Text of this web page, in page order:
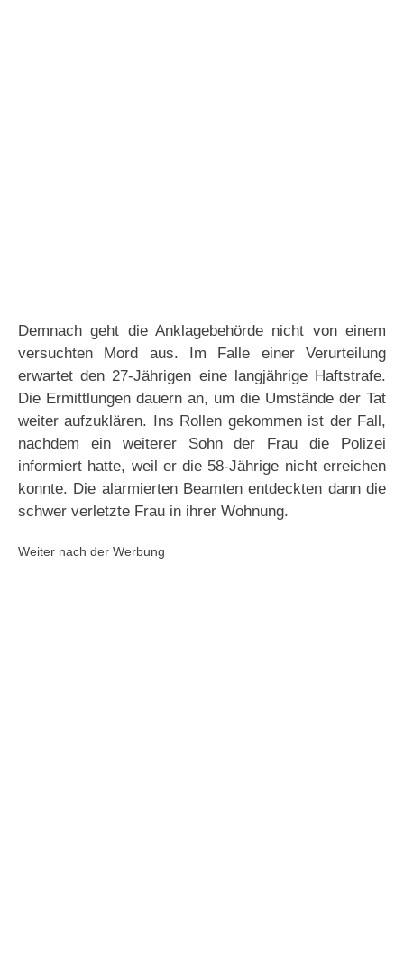
Demnach geht die Anklagebehörde nicht von einem
versuchten Mord aus. Im Falle einer Verurteilung
erwartet den 27-Jährigen eine langjährige Haftstrafe.
Die Ermittlungen dauern an, um die Umstände der Tat
weiter aufzuklären. Ins Rollen gekommen ist der Fall,
nachdem ein weiterer Sohn der Frau die Polizei
informiert hatte, weil er die 58-Jährige nicht erreichen
konnte. Die alarmierten Beamten entdeckten dann die
schwer verletzte Frau in ihrer Wohnung.
Weiter nach der Werbung